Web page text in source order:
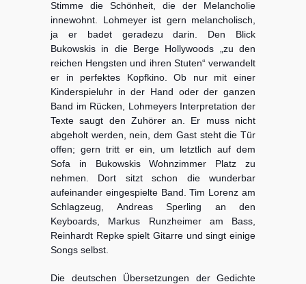
Stimme die Schönheit, die der Melancholie
innewohnt. Lohmeyer ist gern melancholisch,
ja er badet geradezu darin. Den Blick
Bukowskis in die Berge Hollywoods „zu den
reichen Hengsten und ihren Stuten“ verwandelt
er in perfektes Kopfkino. Ob nur mit einer
Kinderspieluhr in der Hand oder der ganzen
Band im Rücken, Lohmeyers Interpretation der
Texte saugt den Zuhörer an. Er muss nicht
abgeholt werden, nein, dem Gast steht die Tür
offen; gern tritt er ein, um letztlich auf dem
Sofa in Bukowskis Wohnzimmer Platz zu
nehmen. Dort sitzt schon die wunderbar
aufeinander eingespielte Band. Tim Lorenz am
Schlagzeug, Andreas Sperling an den
Keyboards, Markus Runzheimer am Bass,
Reinhardt Repke spielt Gitarre und singt einige
Songs selbst.
Die deutschen Übersetzungen der Gedichte